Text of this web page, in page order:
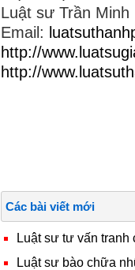
Luật sư Trần Minh
Email:
http://
http://
Các bài viết mới
Luật sư tư vấn
Luật sư bào chữa